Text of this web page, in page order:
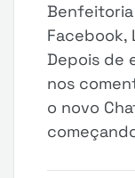
Benfeitoria
Facebook,
Depois de
nos
o novo